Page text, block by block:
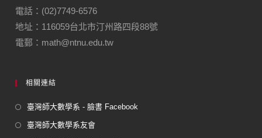
電話：(02)7749-6576
地址：116059台北市汀州路四段88號
電郵：math@ntnu.edu.tw
相關連結
臺灣師大數學系 - 臉書 Facebook
臺灣師大數學系友會